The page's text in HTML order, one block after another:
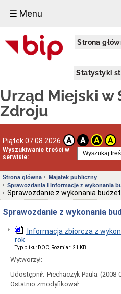
☰ Menu
Strona
Statystyki
Urząd Miejski w
Zdroju
Piątek 07.08.2026 A A A A
Wyszukiwanie treści w
serwisie:
Urząd
Miejski
Aktualności
Dni
i
godziny
otwarcia
telefonów
Kierownictwo
Statut
i
struktura
Urzędu
Obwieszczenia
Burmistrza
Interpretacje
Burmistrza
naborze
pracowników
Strona główna
Majątek publiczny
Sprawozdania i informacje z wykonania
Sprawozdanie z wykonania
Sprawozdanie z wykonania
Informacja zbiorcza z
rok
Typ pliku: DOC, Rozmiar: 21 KB
Wytworzył:
Udostępnił: Piechaczyk Paula (2008-
Ostatnio zmodyfikował: